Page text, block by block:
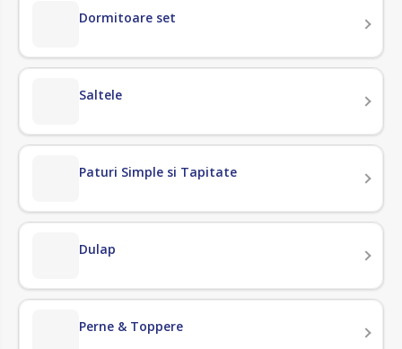
Dormitoare set
Saltele
Paturi Simple si Tapitate
Dulap
Perne & Toppere